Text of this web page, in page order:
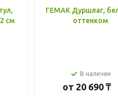
см
ГЕМАК Дуршлаг,
оттенком
В наличии
от 20 690 ₸